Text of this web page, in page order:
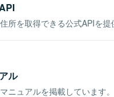
所を取得できる公式APIを提
ル
ニュアルを掲載しています。